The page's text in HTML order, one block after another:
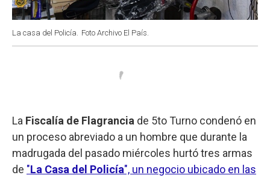
La casa del Policía. Foto Archivo El País.
La Fiscalía de Flagrancia de 5to Turno condenó en
un proceso abreviado a un hombre que durante la
madrugada del pasado miércoles hurtó tres armas
de "La Casa del Policía", un negocio ubicado en las